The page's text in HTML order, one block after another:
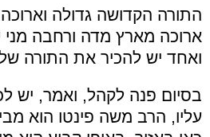
התורה הקדושה גדולה
ארוכה מארץ מדה ורחבה
ואחד יש להכיר את התורה
בסיום פנה לקהל, ואמר, יש
עליו, הרב משה פינטו הוא